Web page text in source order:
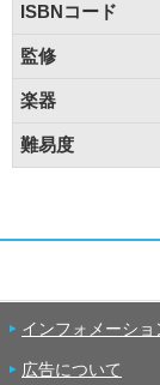
ISBNコード
監修
楽器
難易度
インフォメーショ
広告について